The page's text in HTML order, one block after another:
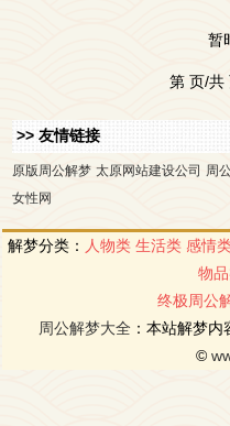
暂
第 页/
>> 友情链接
原版周公解梦 太原网站建设公司 周
女性网
解梦分类： 人物类 生活类 感情
物
终极周公
周公解梦大全 ：本站解梦
©